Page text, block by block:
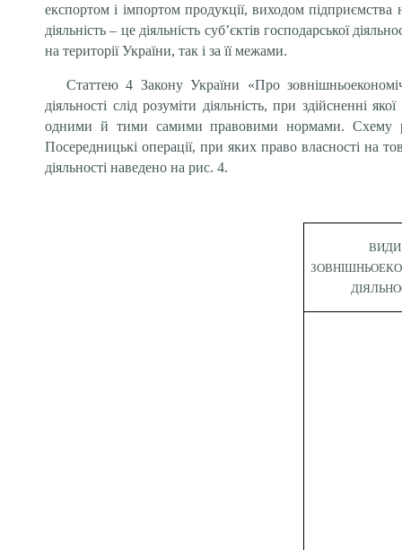
експортом і імпортом продукції, виходом
діяльність – це діяльність суб’єктів господарської
на території України, так і за її межами.
Статтею 4 Закону України «Про
діяльності слід розуміти діяльність, при
одними й тими самими правовими нормами. Схему
Посередницькі операції, при яких право власності на
діяльності наведено на рис. 4.
ВИДИ